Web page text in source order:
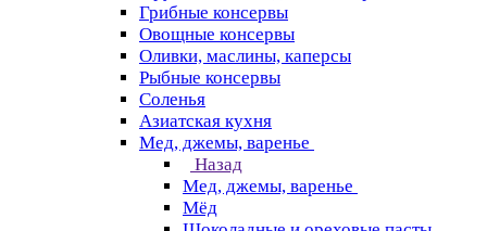
Грибные консервы
Овощные консервы
Оливки, маслины, каперсы
Рыбные консервы
Соленья
Азиатская кухня
Мед, джемы, варенье
Назад
Мед, джемы, варенье
Мёд